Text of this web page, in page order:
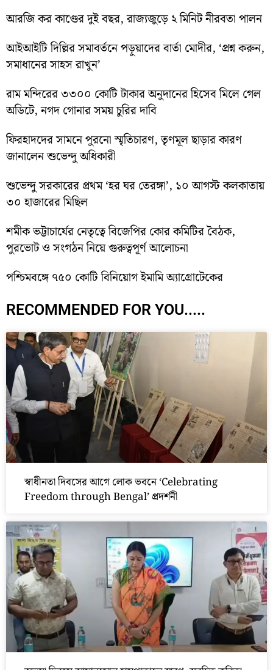
আরজি কর কাণ্ডের দুই বছর, রাজ্যজুড়ে ২ মিনিট নীরবতা পালন
আইআইটি দিল্লির সমাবর্তনে পড়ুয়াদের বার্তা মোদীর, ‘প্রশ্ন করুন,
সমাধানের সাহস রাখুন’
রাম মন্দিরের ৩৩০০ কোটি টাকার অনুদানের হিসেব মিলে গেল
অডিটে, নগদ গোনার সময় চুরির দাবি
ফিরহাদদের সামনে পুরনো স্মৃতিচারণ, তৃণমূল ছাড়ার কারণ
জানালেন শুভেন্দু অধিকারী
শুভেন্দু সরকারের প্রথম ‘হর ঘর তেরঙ্গা’, ১০ আগস্ট কলকাতায়
৩০ হাজারের মিছিল
শমীক ভট্টাচার্যের নেতৃত্বে বিজেপির কোর কমিটির বৈঠক,
পুরভোট ও সংগঠন নিয়ে গুরুত্বপূর্ণ আলোচনা
পশ্চিমবঙ্গে ৭৫০ কোটি বিনিয়োগ ইমামি অ্যাগ্রোটেকের
RECOMMENDED FOR YOU.....
স্বাধীনতা দিবসের আগে লোক ভবনে ‘Celebrating
Freedom through Bengal’ প্রদর্শনী